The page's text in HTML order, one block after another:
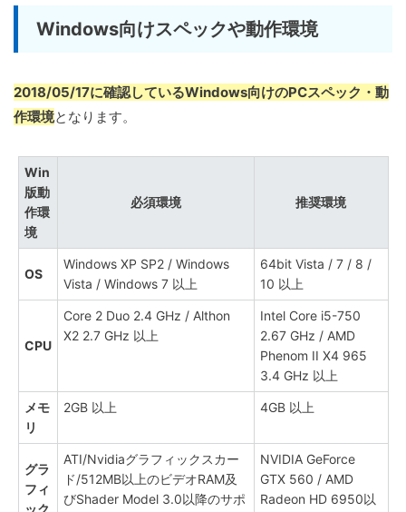
Windows向けスペックや動作環境
2018/05/17に確認しているWindows向けのPCスペック・動
作環境となります。
Win
版動
作環
境
必須環境 推奨環境
OS
Windows XP SP2 / Windows
Vista / Windows 7 以上
64bit Vista / 7 / 8 /
10 以上
CPU
Core 2 Duo 2.4 GHz / Althon
X2 2.7 GHz 以上
Intel Core i5-750
2.67 GHz / AMD
Phenom II X4 965
3.4 GHz 以上
メモ
リ
2GB 以上 4GB 以上
グラ
フィ
ック
ATI/Nvidiaグラフィックスカー
ド/512MB以上のビデオRAM及
びShader Model 3.0以降のサポ
NVIDIA GeForce
GTX 560 / AMD
Radeon HD 6950以